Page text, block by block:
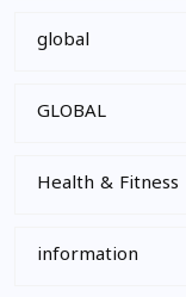
global
GLOBAL
Health & Fitness
information